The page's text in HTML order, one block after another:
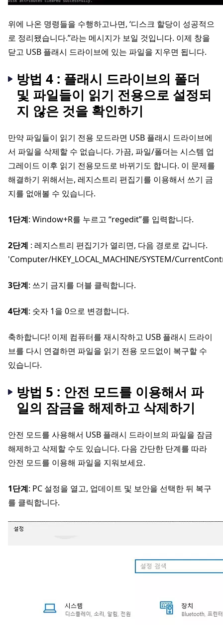
위에 나온 명령들을 수행하고나면, ‘디스크 할당이 성공적으
로 정리됐습니다.”라는 메시지가 보일 것입니다. 이제 창을
닫고 USB 플래시 드라이브에 있는 파일을 지우면 됩니다.
방법 4 : 플래시 드라이브의 폴더
및 파일들이 읽기 전용으로 설정되
지 않은 것을 확인하기
만약 파일들이 읽기 전용 모드라면 USB 플래시 드라이브에
서 파일을 삭제할 수 없습니다. 가끔, 파일/폴더는 시스템 업
그레이드 이후 읽기 전용모드로 바뀌기도 합니다. 이 문제를
해결하기 위해서는, 레지스트리 편집기를 이용해서 쓰기 금
지를 없애볼 수 있습니다.
1단계: Window+R를 누르고 “regedit”를 입력합니다.
2단계 : 레지스트리 편집기가 열리면, 다음 경로로 갑니다.
'Computer/HKEY_LOCAL_MACHINE/SYSTEM/
3단계: 쓰기 금지를 더블 클릭합니다.
4단계: 숫자 1을 0으로 변경합니다.
축하합니다! 이제 컴퓨터를 재시작하고 USB 플래시 드라이
브를 다시 연결하면 파일을 읽기 전용 모드없이 복구할 수
있습니다.
방법 5 : 안전 모드를 이용해서 파
일의 잠금을 해제하고 삭제하기
안전 모드를 사용해서 USB 플래시 드라이브의 파일을 잠금
해제하고 삭제할 수도 있습니다. 다음 간단한 단계를 따라
안전 모드를 이용해 파일을 지워보세요.
1단계: PC 설정을 열고, 업데이트 및 보안을 선택한 뒤 복구
를 클릭합니다.